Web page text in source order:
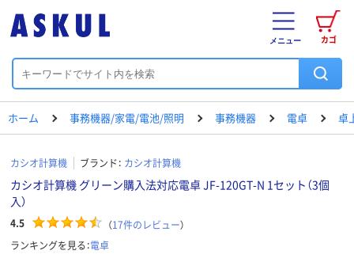
カゴ
メニュー
ホーム 事務機器/家電/電池/照明 事務機器 電卓 卓
カシオ計算機 ブランド： カシオ計算機
カシオ計算機 グリーン購入法対応電卓 JF-120GT-N 1セット（3個
入）
4.5 （17件のレビュー）
ランキングを見る：電卓